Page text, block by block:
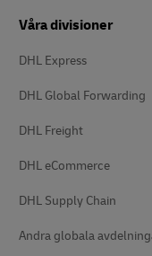
Våra divisioner
DHL Express
DHL Global Forwarding
DHL Freight
DHL eCommerce
DHL Supply Chain
Andra globala